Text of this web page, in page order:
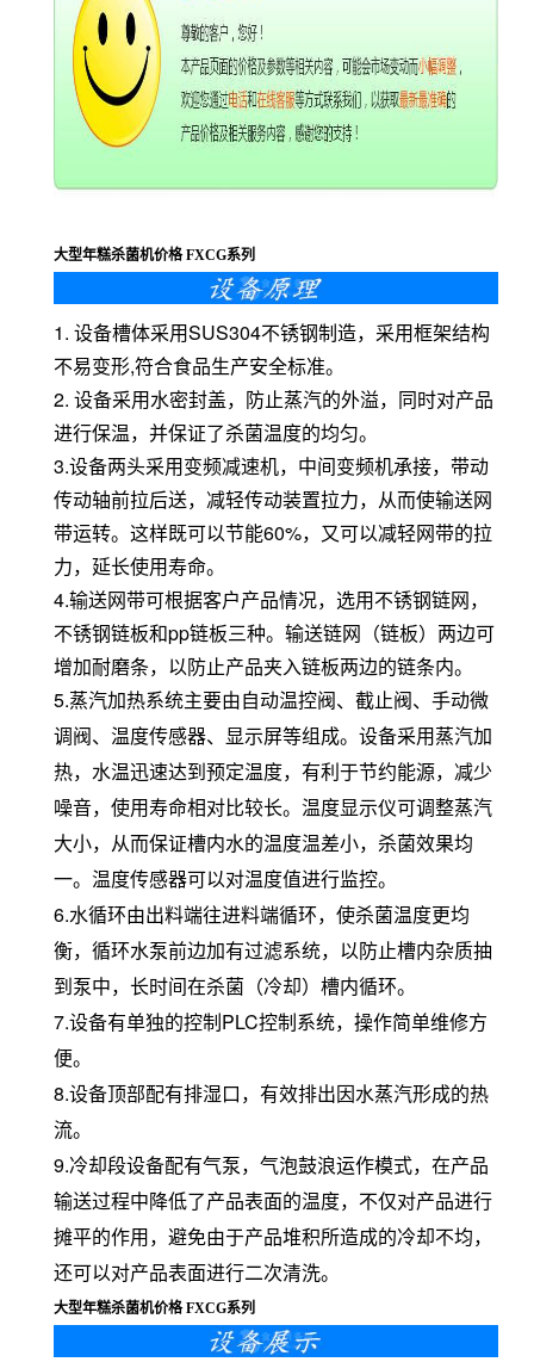
大型年糕杀菌机价格 FXCG系列
1. 设备槽体采用SUS304不锈钢制造，采用框架结构
不易变形,符合食品生产安全标准。
2. 设备采用水密封盖，防止蒸汽的外溢，同时对产品
进行保温，并保证了杀菌温度的均匀。
3.设备两头采用变频减速机，中间变频机承接，带动
传动轴前拉后送，减轻传动装置拉力，从而使输送网
带运转。这样既可以节能60%，又可以减轻网带的拉
力，延长使用寿命。
4.输送网带可根据客户产品情况，选用不锈钢链网，
不锈钢链板和pp链板三种。 输送链网（链板）两边可
增加耐磨条，以防止产品夹入链板两边的链条内。
5.蒸汽加热系统主要由自动温控阀、截止阀、手动微
调阀、温度传感器、显示屏等组成。设备采用蒸汽加
热，水温迅速达到预定温度，有利于节约能源，减少
噪音，使用寿命相对比较长。温度显示仪可调整蒸汽
大小，从而保证槽内水的温度温差小，杀菌效果均
一。温度传感器可以对温度值进行监控。
6.水循环由出料端往进料端循环，使杀菌温度更均
衡，循环水泵前边加有过滤系统，以防止槽内杂质抽
到泵中，长时间在杀菌（冷却）槽内循环。
7.设备有单独的控制PLC控制系统，操作简单维修方
便。
8.设备顶部配有排湿口，有效排出因水蒸汽形成的热
流。
9.冷却段设备配有气泵，气泡鼓浪运作模式，在产品
输送过程中降低了产品表面的温度，不仅对产品进行
摊平的作用，避免由于产品堆积所造成的冷却不均，
还可以对产品表面进行二次清洗。
大型年糕杀菌机价格 FXCG系列